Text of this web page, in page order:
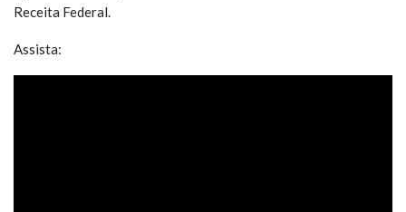
Receita Federal.
Assista: